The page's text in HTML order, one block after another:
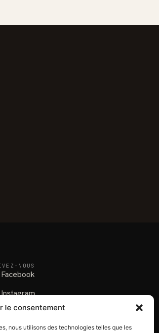
le consentement
nous utilisons des technologies telles que les
NOUS
Facebook
Instagram
LinkedIn